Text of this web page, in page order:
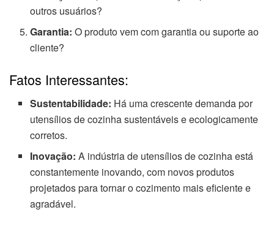
outros usuários?
Garantia: O produto vem com garantia ou suporte ao
cliente?
Fatos Interessantes:
Sustentabilidade: Há uma crescente demanda por
utensílios de cozinha sustentáveis e ecologicamente
corretos.
Inovação: A indústria de utensílios de cozinha está
constantemente inovando, com novos produtos
projetados para tornar o cozimento mais eficiente e
agradável.